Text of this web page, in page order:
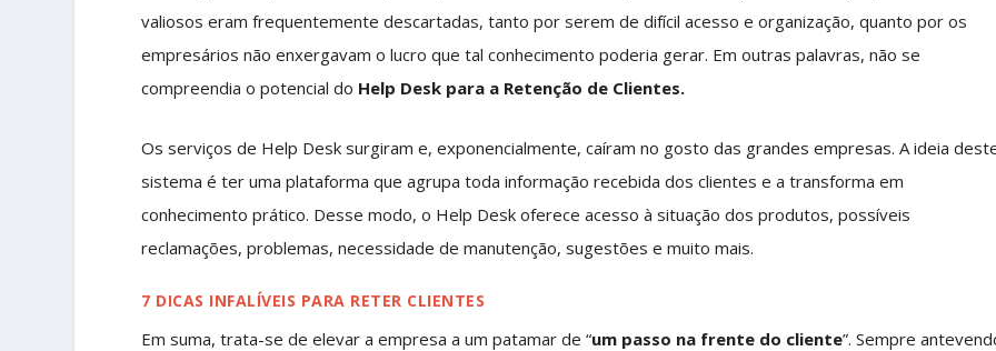
valiosos eram frequentemente descartadas, tanto por serem de difícil acesso e organização, quanto por os
empresários não enxergavam o lucro que tal conhecimento poderia gerar. Em outras palavras, não se
compreendia o potencial do Help Desk para a Retenção de Clientes.
Os serviços de Help Desk surgiram e, exponencialmente, caíram no gosto das grandes empresas. A ideia
sistema é ter uma plataforma que agrupa toda informação recebida dos clientes e a transforma em
conhecimento prático. Desse modo, o Help Desk oferece acesso à situação dos produtos, possíveis
reclamações, problemas, necessidade de manutenção, sugestões e muito mais.
7 DICAS INFALÍVEIS PARA RETER CLIENTES
Em suma, trata-se de elevar a empresa a um patamar de “um passo na frente do cliente”. Sempre